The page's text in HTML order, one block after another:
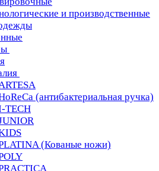
и производственные
(антибактериальная ручка)
TECH
(Кованые ножи)